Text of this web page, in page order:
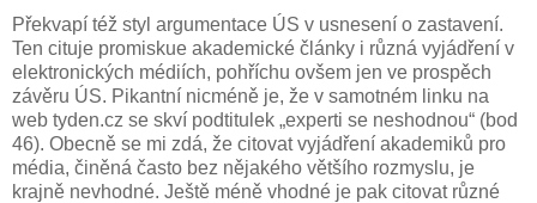
Překvapí též styl argumentace ÚS v usnesení o zastavení.
Ten cituje promiskue akademické články i různá vyjádření v
elektronických médiích, pohříchu ovšem jen ve prospěch
závěru ÚS. Pikantní nicméně je, že v samotném linku na
web tyden.cz se skví podtitulek „experti se neshodnou“ (bod
46). Obecně se mi zdá, že citovat vyjádření akademiků pro
média, činěná často bez nějakého většího rozmyslu, je
krajně nevhodné. Ještě méně vhodné je pak citovat různé